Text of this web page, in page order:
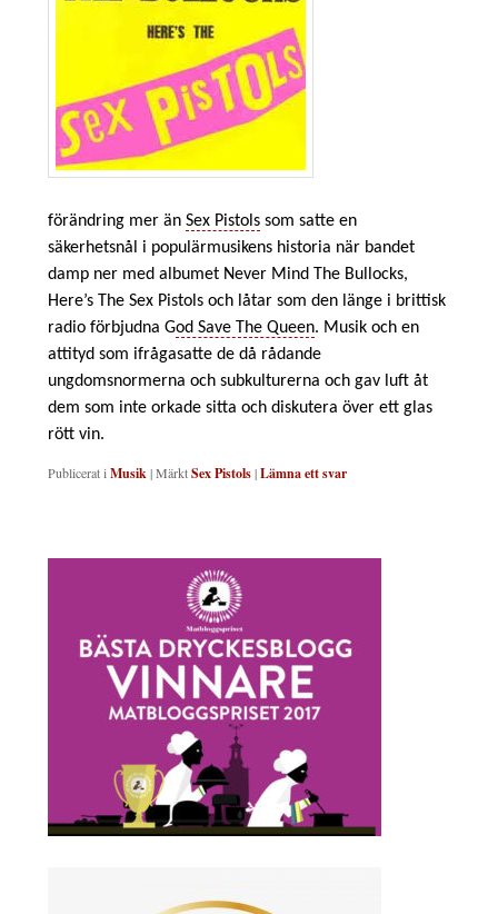
förändring mer än Sex Pistols som satte en
säkerhetsnål i populärmusikens historia när bandet
damp ner med albumet Never Mind The Bullocks,
Here’s The Sex Pistols och låtar som den länge i brittisk
radio förbjudna God Save The Queen. Musik och en
attityd som ifrågasatte de då rådande
ungdomsnormerna och subkulturerna och gav luft åt
dem som inte orkade sitta och diskutera över ett glas
rött vin.
Publicerat i Musik|MärktSex Pistols|Lämna ett svar